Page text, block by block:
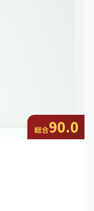
総合90.0